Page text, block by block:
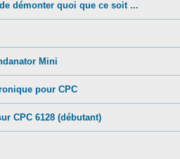
démonter quoi que ce soit ...
Mini
pour CPC
CPC 6128 (débutant)